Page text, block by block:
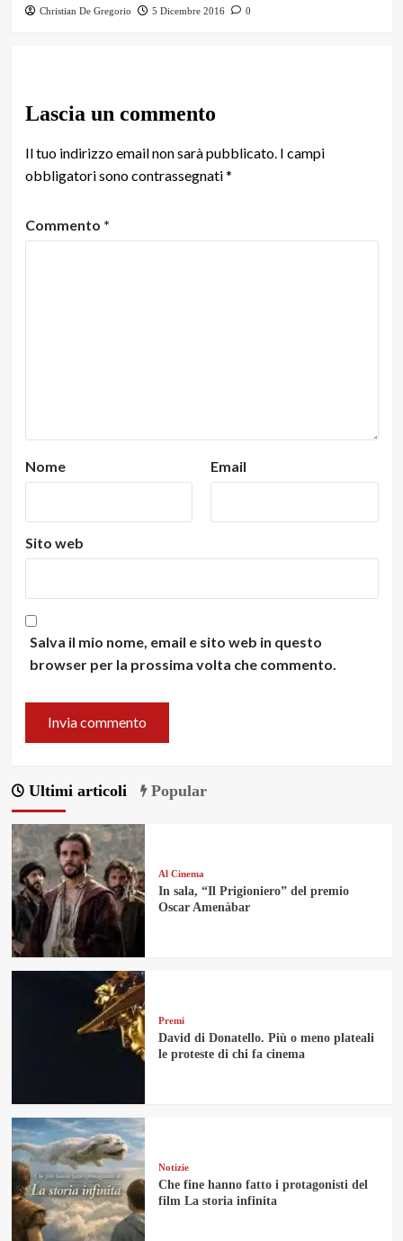
Christian De Gregorio 5 Dicembre 2016 0
Lascia un commento
Il tuo indirizzo email non sarà pubblicato. I campi
obbligatori sono contrassegnati*
Commento *
Nome Email
Sito web
Salva il mio nome, email e sito web in questo
browser per la prossima volta che commento.
Ultimi articoli Popular
Al Cinema
In sala, “Il Prigioniero” del premio
Oscar Amenàbar
Premi
David di Donatello. Più o meno plateali
le proteste di chi fa cinema
Notizie
Che fine hanno fatto i protagonisti del
film La storia infinita